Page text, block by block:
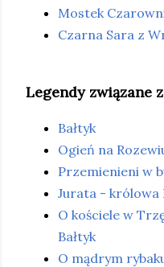
Mostek
Czarna Sara z
Legendy związane
Bałtyk
Ogień na
Przemienieni w
Jurata - królowa
O kościele w
Bałtyk
O mądrym